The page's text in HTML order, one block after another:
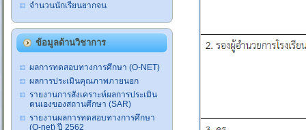
จำนวนนักเรียนยากจน
ข้อมูลด้านวิชาการ
ผลการทดสอบทางการศึกษา (O-NET)
ผลการประเมินคุณภาพภายนอก
รายงานการสังเคราะห์ผลการประเมิน
ตนเองของสถานศึกษา (SAR)
รายงานผลการทดสอบทางการศึกษา
(O-net) ปี 2562